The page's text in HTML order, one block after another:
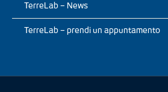
TerreLab – News
TerreLab – prendi un appuntamento